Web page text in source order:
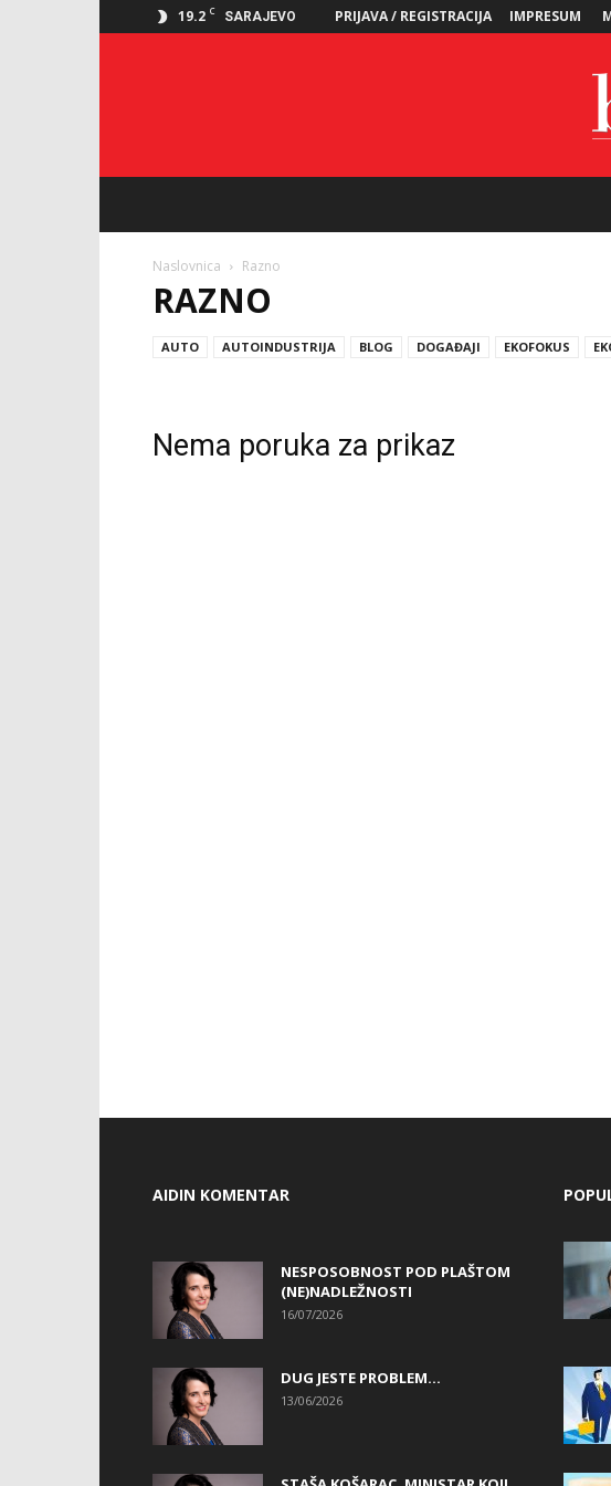
19.2 C SARAJEVO PRIJAVA / REGISTRACIJA IMPRESUM
Naslovnica Razno
RAZNO
AUTO AUTOINDUSTRIJA BLOG DOGAĐAJI EKOFOKUS
Nema poruka za prikaz
AIDIN KOMENTAR
NESPOSOBNOST POD PLAŠTOM
(NE)NADLEŽNOSTI
16/07/2026
DUG JESTE PROBLEM…
13/06/2026